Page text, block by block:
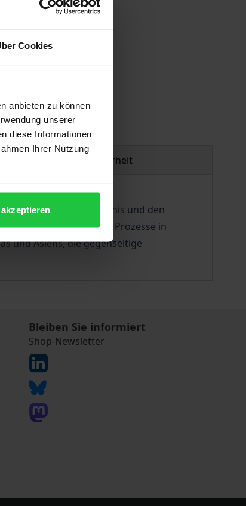
Cookies
anbieten zu können
unserer
diese Informationen
Ihrer Nutzung
Produktsicherheit
Europa-Asien-Verhältnis und den
und gesellschaftlichen Prozesse in
und Asiens, die gegenseitige
Bleiben Sie informiert
Shop-Newsletter